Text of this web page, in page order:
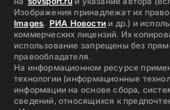
Изображения принадлежат их
Images, РИА Новостии др.) и
коммерческих лицензий. Их
использование запрещены без
правообладателя.
На информационном ресурсе
технологии (информационные
информации на основе сбора,
сведений, относящихся к